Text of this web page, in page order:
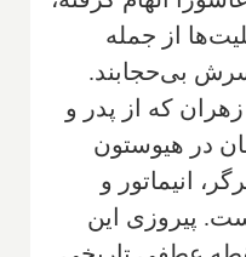
از جمله
بی‌حجابند.
که از پدر و
در هیوستون
انیماتور و
متولد ۱۹۹۷ است. پیروزی این